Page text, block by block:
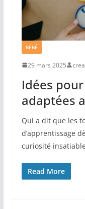
BÉBÉ
29 mars 2025
Idées
adaptées
Qui a dit que les
d’apprentissage
curiosité
Read More